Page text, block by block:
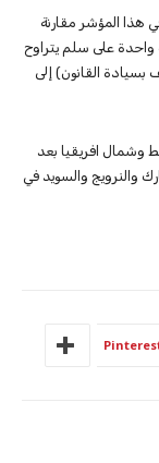
هذا المؤشر مقارنة
0.53 نقطة من نقطة واحدة على سلم يتراوح
القانون) إلى
وشمال افريقيا بعد
والنرويج والسويد في